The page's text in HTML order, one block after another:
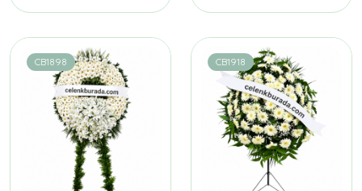
CB1898 CB1918